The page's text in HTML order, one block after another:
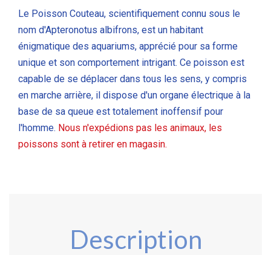
Le Poisson Couteau, scientifiquement connu sous le
nom d'Apteronotus albifrons, est un habitant
énigmatique des aquariums, apprécié pour sa forme
unique et son comportement intrigant. Ce poisson est
capable de se déplacer dans tous les sens, y compris
en marche arrière, il dispose d'un organe électrique à la
base de sa queue est totalement inoffensif pour
l'homme. Nous n'expédions pas les animaux, les
poissons sont à retirer en magasin.
Description